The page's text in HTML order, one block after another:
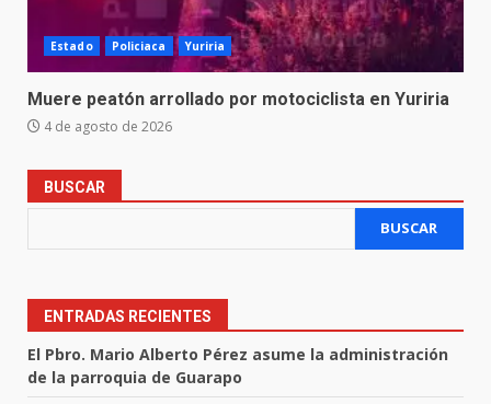
Estado Policiaca Yuriria
Muere peatón arrollado por motociclista en Yuriria
4 de agosto de 2026
BUSCAR
BUSCAR
ENTRADAS RECIENTES
El Pbro. Mario Alberto Pérez asume la administración
de la parroquia de Guarapo